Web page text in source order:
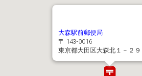
大森駅前郵便局
〒 143-0016
東京都大田区大森北１－２９